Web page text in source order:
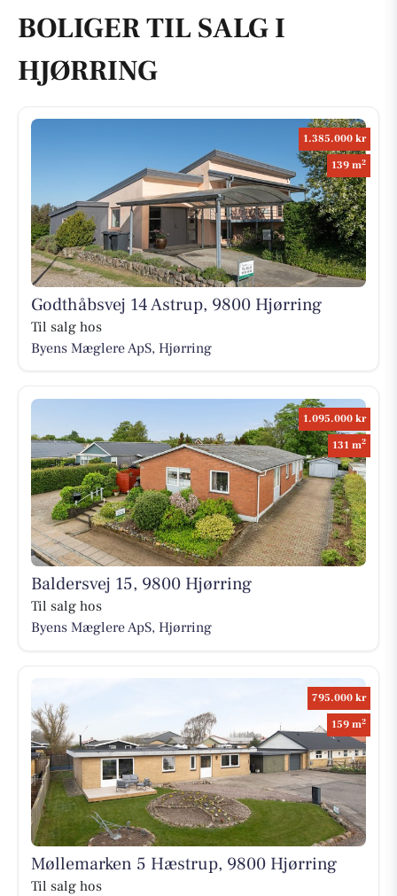
BOLIGER TIL SALG I
HJØRRING
1.385.000 kr
139 m2
Godthåbsvej 14 Astrup, 9800 Hjørring
Til salg hos
Byens Mæglere ApS, Hjørring
1.095.000 kr
131 m2
Baldersvej 15, 9800 Hjørring
Til salg hos
Byens Mæglere ApS, Hjørring
795.000 kr
159 m2
Møllemarken 5 Hæstrup, 9800 Hjørring
Til salg hos